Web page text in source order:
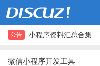
公告
小程序资料汇总合集
微信小程序开发工具